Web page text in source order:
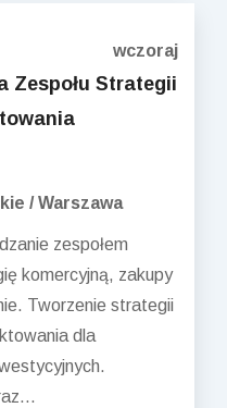
wczoraj
Zespołu Strategii
/ Warszawa
zespołem
komercyjną, zakupy
Tworzenie strategii
dla